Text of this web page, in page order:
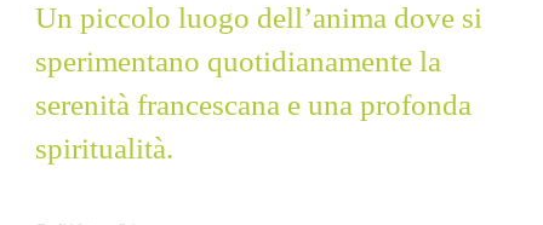
Un piccolo luogo dell’anima dove si
sperimentano quotidianamente la
serenità francescana e una profonda
spiritualità.